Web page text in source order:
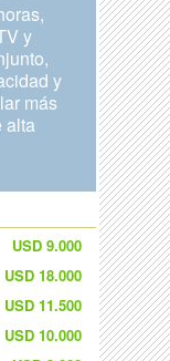
y
y
más
alta
USD 9.000
USD 18.000
USD 11.500
USD 10.000